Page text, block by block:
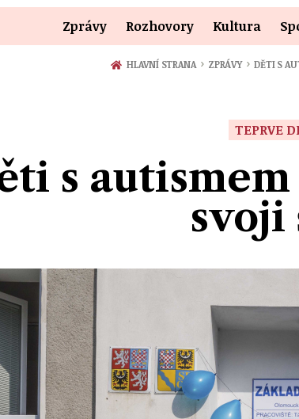
Zprávy Rozhovory Kultura
HLAVNÍ STRANA › ZPRÁVY › DĚTI S
TEPRVE
s
svoji